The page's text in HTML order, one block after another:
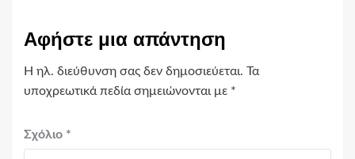
Αφήστε μια απάντηση
Η ηλ. διεύθυνση σας δεν δημοσιεύεται. Τα
υποχρεωτικά πεδία σημειώνονται με *
Σχόλιο *